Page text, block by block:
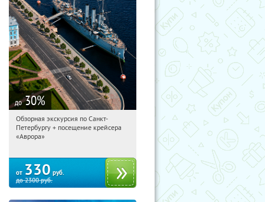
до 30%
19:28:35
Купи первым!
Площадь Восстания
Обзорная экскурсия по Санкт-
Петербургу + посещение крейсера
«Аврора»
от 330 руб.
до2300руб.